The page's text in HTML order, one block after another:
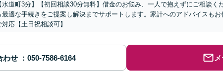
水道町3分】【初回相談30分無料】借金のお悩み、一人で抱えずにご相談
最適な手続きをご提案し解決までサポートします。家計へのアドバイスも
対応【土日祝相談可】
わせ